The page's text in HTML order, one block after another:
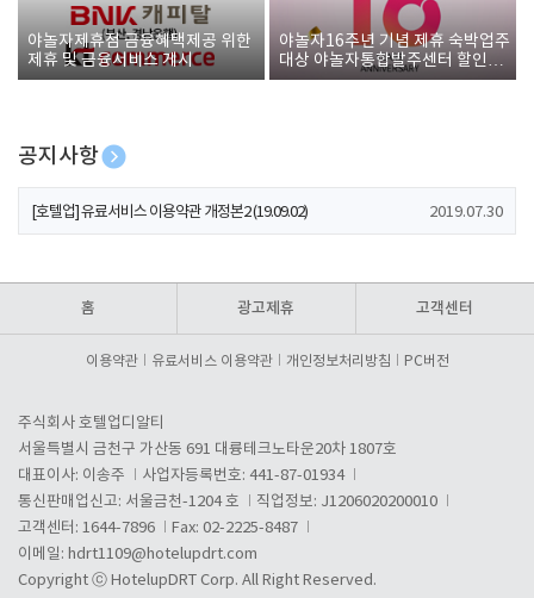
야놀자제휴점 금융혜택제공 위한
제휴 및 금융서비스 게시
야놀자16주년 기념 제휴 숙박업주
대상 야놀자통합발주센터 할인쿠
폰 증정
공지사항
[호텔업] 개인정보 처리방침 개정본1 (19.09.02)
[호텔업] 유료서비스 이용약관 개정본2 (19.09.02) 2019.07.30
홈 광고제휴 고객센터
이용약관 유료서비스 이용약관 개인정보처리방침 PC버전
주식회사 호텔업디알티
서울특별시 금천구 가산동 691 대륭테크노타운20차 1807호
대표이사: 이송주
사업자등록번호: 441-87-01934
통신판매업신고: 서울금천-1204 호
직업정보: J1206020200010
고객센터: 1644-7896
Fax: 02-2225-8487
이메일: hdrt1109@hotelupdrt.com
Copyright ⓒ HotelupDRT Corp. All Right Reserved.